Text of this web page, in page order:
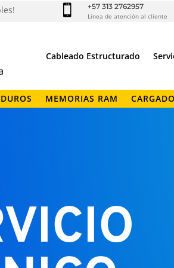
 +57 313 2762957
Linea de atención al cliente
Cableado Estructurado
MEMORIAS RAM